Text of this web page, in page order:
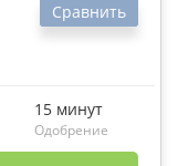
Сравнить
15 минут
Одобрение